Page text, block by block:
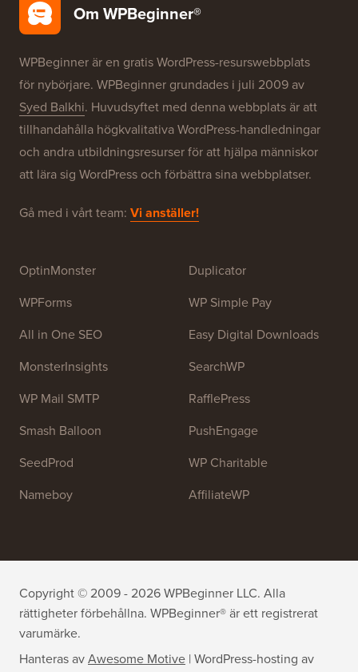
Om WPBeginner®
WPBeginner är en gratis WordPress-resurswebbplats
för nybörjare. WPBeginner grundades i juli 2009 av
Syed Balkhi. Huvudsyftet med denna webbplats är att
tillhandahålla högkvalitativa WordPress-handledningar
och andra utbildningsresurser för att hjälpa människor
att lära sig WordPress och förbättra sina webbplatser.
Gå med i vårt team: Vi anställer!
OptinMonster
WPForms
All in One SEO
MonsterInsights
WP Mail SMTP
Smash Balloon
SeedProd
Nameboy
Duplicator
WP Simple Pay
Easy Digital Downloads
SearchWP
RafflePress
PushEngage
WP Charitable
AffiliateWP
Copyright © 2009 - 2026 WPBeginner LLC. Alla
rättigheter förbehållna. WPBeginner® är ett registrerat
varumärke.
Hanteras avAwesome Motive | WordPress-hosting av